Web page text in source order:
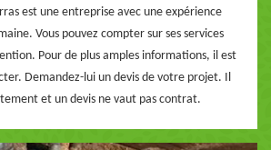
est une entreprise avec une expérience
Vous pouvez compter sur ses services
Pour de plus amples informations, il est
Demandez-lui un devis de votre projet. Il
et un devis ne vaut pas contrat.